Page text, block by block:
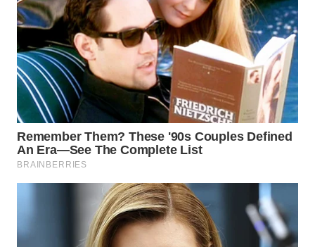
WN
KUNINGAN
WN
MAJALENGKA
WN
SUBANG
WN
SUKABUMI
PURWAKARTA